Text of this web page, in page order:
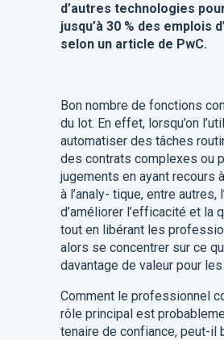
d’autres technologies
jusqu’à 30 % des emplois
selon un article de PwC.
Bon nombre de fonctions
du lot. En effet, lorsqu’on
automatiser des tâches
des contrats complexes ou
jugements en ayant recours
à l’analy- tique, entre autres,
d’améliorer l’efficacité et la
tout en libérant les
alors se concentrer sur ce
davantage de valeur pour
Comment le professionnel
rôle principal est
tenaire de confiance, peut-il